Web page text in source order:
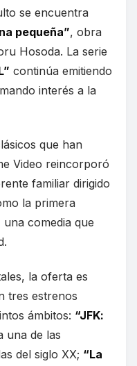
se encuentra
pequeña”, obra
Hosoda. La serie
continúa emitiendo
interés a la
que han
Video reincorporó
familiar dirigido
la primera
una comedia que
la oferta es
tres estrenos
ámbitos: “JFK:
una de las
del siglo XX; “La